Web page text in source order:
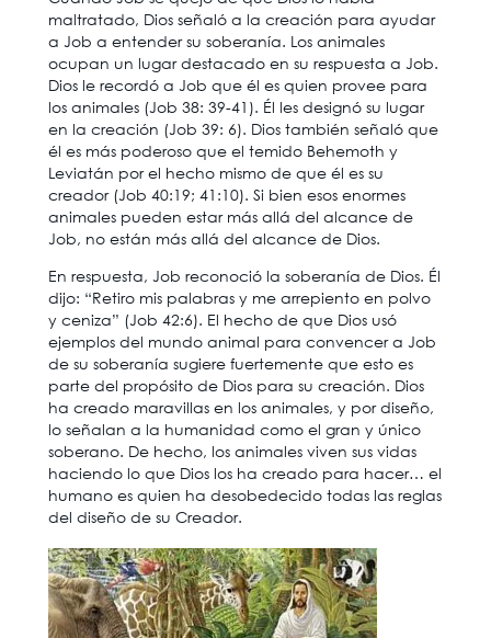
maltratado, Dios señaló a la creación para ayudar
a Job a entender su soberanía. Los animales
ocupan un lugar destacado en su respuesta a Job.
Dios le recordó a Job que él es quien provee para
los animales (Job 38: 39-41). Él les designó su lugar
en la creación (Job 39: 6). Dios también señaló que
él es más poderoso que el temido Behemoth y
Leviatán por el hecho mismo de que él es su
creador (Job 40:19; 41:10). Si bien esos enormes
animales pueden estar más allá del alcance de
Job, no están más allá del alcance de Dios.
En respuesta, Job reconoció la soberanía de Dios. Él
dijo: “Retiro mis palabras y me arrepiento en polvo
y ceniza” (Job 42:6). El hecho de que Dios usó
ejemplos del mundo animal para convencer a Job
de su soberanía sugiere fuertemente que esto es
parte del propósito de Dios para su creación. Dios
ha creado maravillas en los animales, y por diseño,
lo señalan a la humanidad como el gran y único
soberano. De hecho, los animales viven sus vidas
haciendo lo que Dios los ha creado para hacer… el
humano es quien ha desobedecido todas las reglas
del diseño de su Creador.